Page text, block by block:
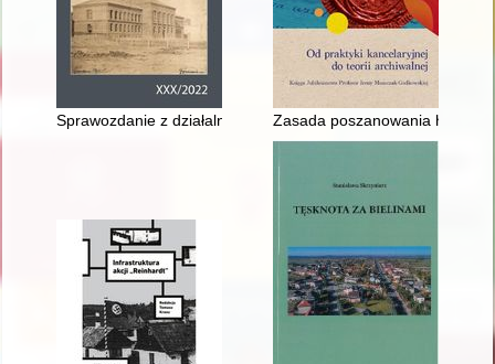
Sprawozdanie z działalności Towarzystwa Opieki nad
Zasada poszanowania